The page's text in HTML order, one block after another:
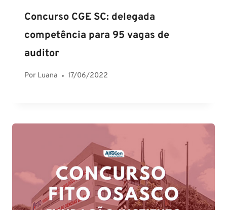
Concurso CGE SC: delegada
competência para 95 vagas de
auditor
Por Luana 17/06/2022